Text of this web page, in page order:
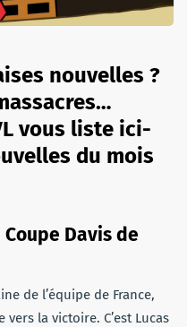
nouvelles ?
vous liste ici-
du mois
Davis de
de l’équipe de France,
la victoire. C’est Lucas